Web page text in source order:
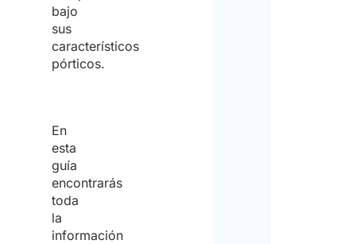
bajo
sus
característicos
pórticos.
En
esta
guía
encontrarás
toda
la
información